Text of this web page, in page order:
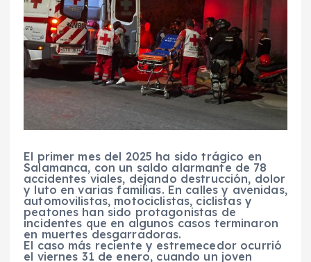
El primer mes del 2025 ha sido trágico en
Salamanca, con un saldo alarmante de 78
accidentes viales, dejando destrucción, dolor
y luto en varias familias. En calles y avenidas,
automovilistas, motociclistas, ciclistas y
peatones han sido protagonistas de
incidentes que en algunos casos terminaron
en muertes desgarradoras.
El caso más reciente y estremecedor ocurrió
el viernes 31 de enero, cuando un joven